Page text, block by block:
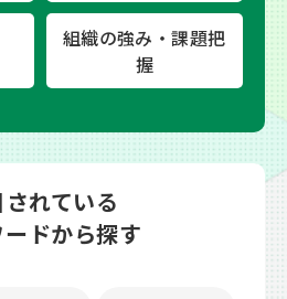
組織の強み・課題把
握
れている
ドから探す